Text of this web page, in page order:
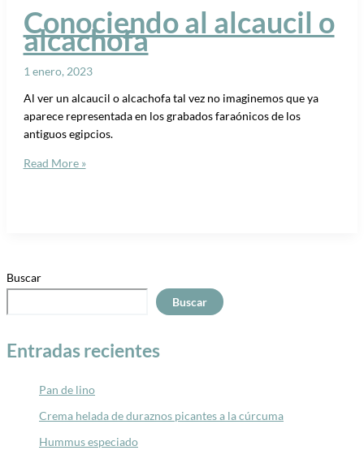
Conociendo al alcaucil o
alcachofa
1 enero, 2023
Al ver un alcaucil o alcachofa tal vez no imaginemos que ya
aparece representada en los grabados faraónicos de los
antiguos egipcios.
Read More »
Buscar
Buscar
Entradas recientes
Pan de lino
Crema helada de duraznos picantes a la cúrcuma
Hummus especiado